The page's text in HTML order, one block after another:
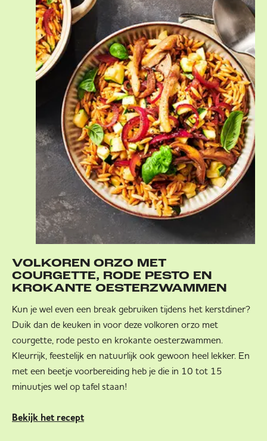
VOLKOREN ORZO MET
COURGETTE, RODE PESTO EN
KROKANTE OESTERZWAMMEN
Kun je wel even een break gebruiken tijdens het kerstdiner?
Duik dan de keuken in voor deze volkoren orzo met
courgette, rode pesto en krokante oesterzwammen.
Kleurrijk, feestelijk en natuurlijk ook gewoon heel lekker. En
met een beetje voorbereiding heb je die in 10 tot 15
minuutjes wel op tafel staan!
Bekijk het recept